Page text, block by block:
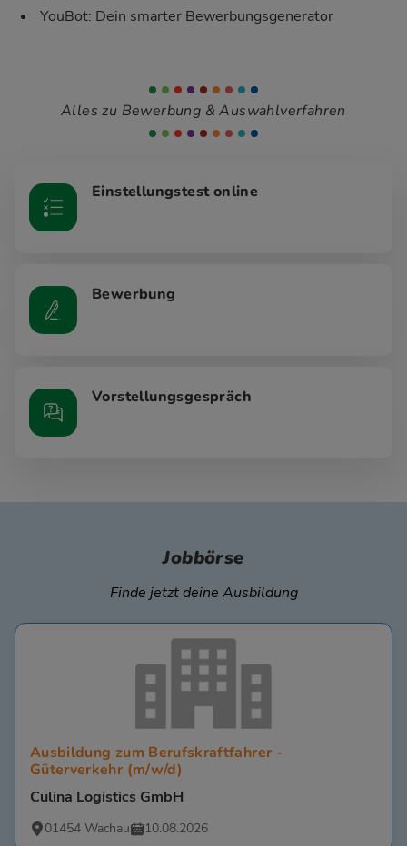
YouBot: Dein smarter Bewerbungsgenerator
Alles zu Bewerbung & Auswahlverfahren
Einstellungstest online
Bewerbung
Vorstellungsgespräch
Jobbörse
Finde jetzt deine Ausbildung
Ausbildung zum Berufskraftfahrer -
Güterverkehr (m/w/d)
Culina Logistics GmbH
01454 Wachau 10.08.2026